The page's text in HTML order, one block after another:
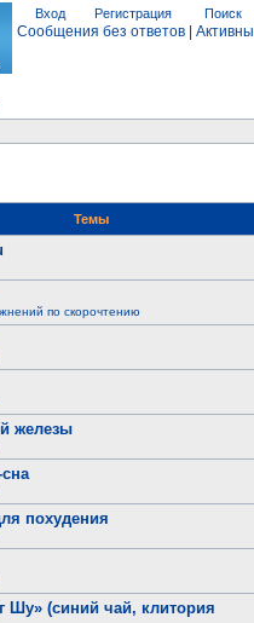
Вход Регистрация Поиск
Сообщения без ответов
Темы
по скорочтению
железы
похудения
Шу» (синий чай, клитория